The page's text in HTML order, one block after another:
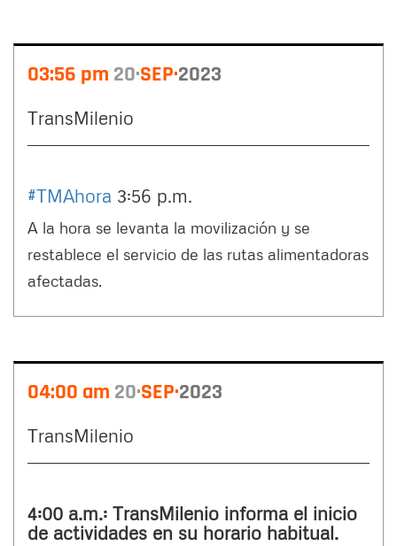
03:56 pm 20 SEP 2023
TransMilenio
#TMAhora 3:56 p.m.
A la hora se levanta la movilización y se
restablece el servicio de las rutas alimentadoras
afectadas.
04:00 am 20 SEP 2023
TransMilenio
4:00 a.m.: TransMilenio informa el inicio
de actividades en su horario habitual.